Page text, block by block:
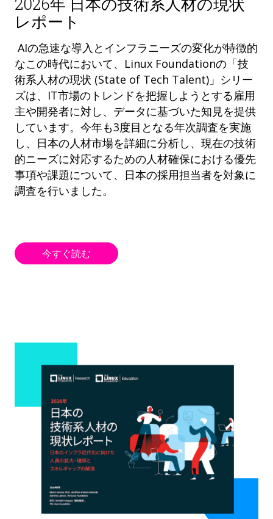
レポート
AIの急速な導入とインフラニーズの変化が特徴的
なこの時代において、Linux Foundationの「技
術系人材の現状 (State of Tech Talent)」シリー
ズは、IT市場のトレンドを把握しようとする雇用
主や開発者に対し、データに基づいた知見を提供
しています。今年も3度目となる年次調査を実施
し、日本の人材市場を詳細に分析し、現在の技術
的ニーズに対応するための人材確保における優先
事項や課題について、日本の採用担当者を対象に
調査を行いました。
今すぐ読む